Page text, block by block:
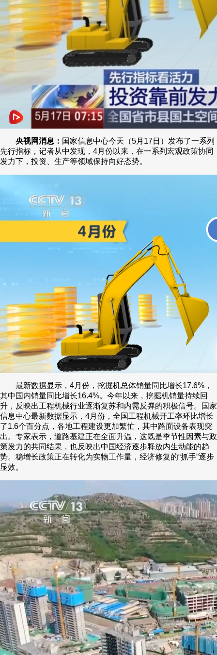
央视网消息： 国家信息中心今天（5月17日）发布了一系列
先行指标，记者从中发现，4月份以来，在一系列宏观政策协同
发力下，投资、生产等领域保持向好态势。
最新数据显示，4月份，挖掘机总体销量同比增长17.6%，
其中国内销量同比增长16.4%。今年以来，挖掘机销量持续回
升，反映出工程机械行业逐渐复苏和内需反弹的积极信号。国家
信息中心最新数据显示，4月份，全国工程机械开工率环比增长
了1.6个百分点，各地工程建设更加繁忙，其中路面设备表现突
出。专家表示，道路基建正在全面升温，这既是季节性因素与政
策发力的共同结果，也反映出中国经济逐步释放内生动能的趋
势。稳增长政策正在转化为实物工作量，经济修复的“抓手”逐步
显效。